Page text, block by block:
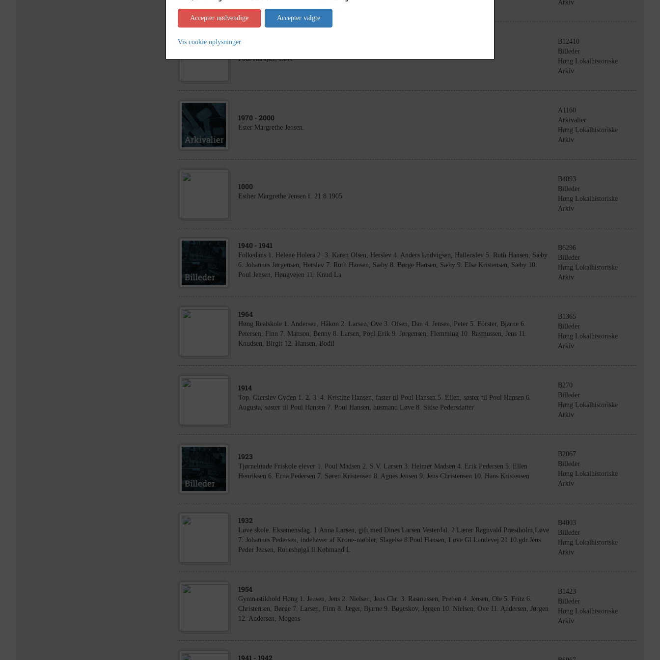
Arkiv
Poul Harkjær, Løve
B12410
Billeder
Høng Lokalhistoriske
Arkiv
1970 - 2000
Ester Margrethe Jensen.
A1160
Arkivalier
Høng Lokalhistoriske
Arkiv
1000
Esther Margrethe Jensen f. 21.8.1905
B4093
Billeder
Høng Lokalhistoriske
Arkiv
1940 - 1941
Folkedans 1. Helene Holera 2. 3. Karen Olsen, Herslev 4. Anders Ludvigsen, Hallenslev 5. Ruth Hansen, Sæby
6. Johannes Jørgensen, Herslev 7. Ruth Hansen, Sæby 8. Børge Hansen, Sæby 9. Else Kristensen, Sæby 10.
Poul Jensen, Høngvejen 11. Knud La
B6296
Billeder
Høng Lokalhistoriske
Arkiv
1964
Høng Realskole 1. Andersen, Håkon 2. Larsen, Ove 3. Ofsen, Dan 4. Jensen, Peter 5. Förster, Bjarne 6.
Petersen, Finn 7. Mattson, Benny 8. Larsen, Poul Erik 9. Jørgensen, Flemming 10. Rasmussen, Jens 11.
Knudsen, Birgit 12. Hansen, Bodil
B1365
Billeder
Høng Lokalhistoriske
Arkiv
1914
Top. Gierslev Gyden 1. 2. 3. 4. Kristine Hansen, faster til Poul Hansen 5. Ellen, søster til Poul Hansen 6.
Augusta, søster til Poul Hansen 7. Poul Hansen, husmand Løve 8. Sidse Pedersdatter
B270
Billeder
Høng Lokalhistoriske
Arkiv
1923
Tjørnelunde Friskole elever 1. Poul Madsen 2. S.V. Larsen 3. Helmer Madsen 4. Erik Pedersen 5. Ellen
Henriksen 6. Erna Pedersen 7. Søren Kristensen 8. Agnes Jensen 9. Jens Christensen 10. Hans Kristensen
B2067
Billeder
Høng Lokalhistoriske
Arkiv
1932
Løve skole. Eksamensdag. 1.Anna Larsen, gift med Dines Larsen Vesterdal. 2.Lærer Ragnvald Præstholm,Løve
7. Johannes Pedersen, indehaver af Krone-møbler, Slagelse 8.Poul Hansen, Løve Gl.Landevej 21 10.gdr.Jens
Peder Jensen, Roneshøjgå ll.Købmand L
B4003
Billeder
Høng Lokalhistoriske
Arkiv
1954
Gymnastikhold Høng 1. Jensen, Jens 2. Nielsen, Jens Chr. 3. Rasmussen, Preben 4. Jensen, Ole 5. Fritz 6.
Christensen, Børge 7. Larsen, Finn 8. Jæger, Bjarne 9. Bøgeskov, Jørgen 10. Nielsen, Ove 11. Andersen, Jørgen
12. Andersen, Mogens
B1423
Billeder
Høng Lokalhistoriske
Arkiv
1941 - 1942
Accepter nødvendige Accepter valgte
Vis cookie oplysninger